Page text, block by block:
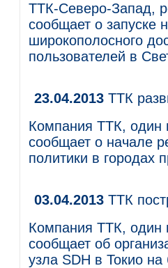
ТТК-Северо-Запад,
сообщает о запуске
широкополосного
пользователей в
23.04.2013 ТТК
Компания ТТК, один
сообщает о начале
политики в городах
03.04.2013 ТТК
Компания ТТК, один
сообщает об
узла SDH в Токио